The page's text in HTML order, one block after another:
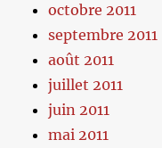
octobre 2011
septembre 2011
août 2011
juillet 2011
juin 2011
mai 2011